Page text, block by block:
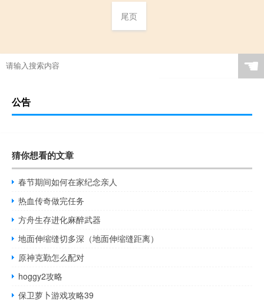
尾页
☚
公告
猜你想看的文章
春节期间如何在家纪念亲人
热血传奇做完任务
方舟生存进化麻醉武器
地面伸缩缝切多深（地面伸缩缝距离）
原神克勤怎么配对
hoggy2攻略
保卫萝卜游戏攻略39